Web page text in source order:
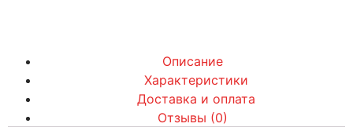
Описание
Характеристики
Доставка и оплата
Отзывы (0)